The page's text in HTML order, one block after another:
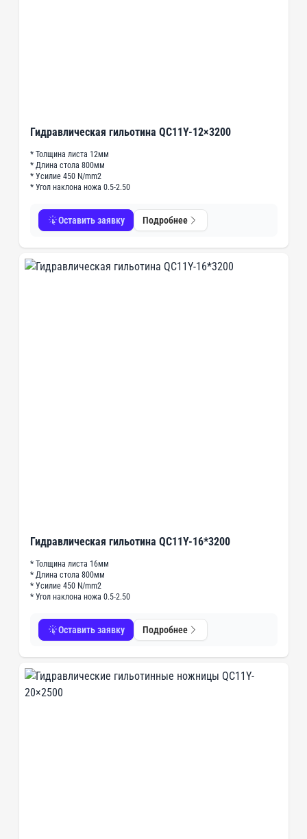
Гидравлическая гильотина QC11Y-12×3200
* Толщина листа 12мм
* Длина стола 800мм
* Усилие 450 N/mm2
* Угол наклона ножа 0.5-2.50
Оставить заявку Подробнее
Гидравлическая гильотина QC11Y-16*3200
* Толщина листа 16мм
* Длина стола 800мм
* Усилие 450 N/mm2
* Угол наклона ножа 0.5-2.50
Оставить заявку Подробнее